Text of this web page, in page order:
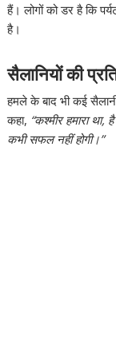
हैं। लोगों को डर है कि
है।
सैलानियों की
हमले के बाद भी कई
कहा, “कश्मीर हमारा
कभी सफल नहीं होगी।”